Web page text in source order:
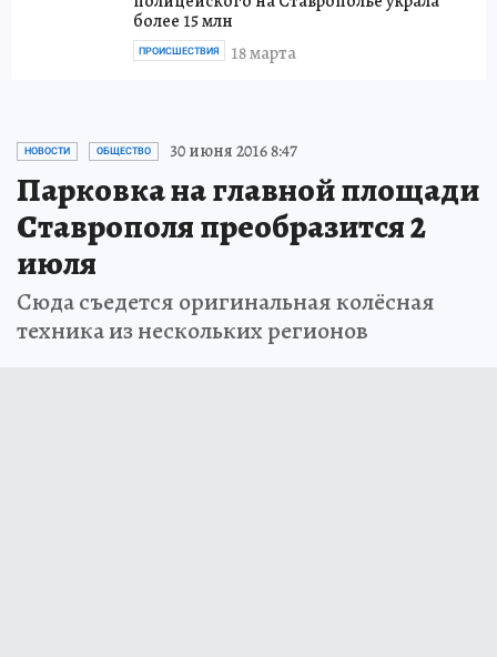
более 15 млн
18 марта
ПРОИСШЕСТВИЯ
НОВОСТИ ОБЩЕСТВО 30 июня 2016 8:47
Парковка на главной площади
Ставрополя преобразится 2
июля
Сюда съедется оригинальная колёсная
техника из нескольких регионов